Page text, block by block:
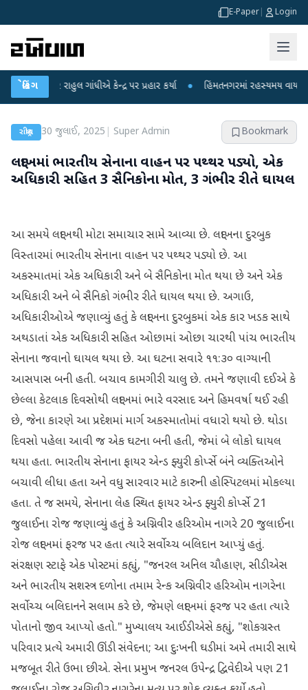
E-Paper Login
બ્રેકિંગ
પર રાહુલ ગાંધીએ કેન્દ્ર પર પ્રહાર કર્યા ● હિંમતનગરમાં રહસ્યમય વાયરસ કે
રાષ્ટ્રીય 30 જુલાઈ, 2025 Super Admin Bookmark
લદ્દાખમાં ભારતીય સેનાના વાહન પર પથ્થર પડ્યો, એક
અધિકારી સહિત 3 સૈનિકોના મોત, 3 ગંભીર રીતે ઘાયલ
આ સમયે લદ્દાખથી મોટા સમાચાર સામે આવ્યા છે. લદ્દાખના દુરબુક
વિસ્તારમાં ભારતીય સેનાના વાહન પર પથ્થર પડ્યો છે. આ
અકસ્માતમાં એક અધિકારી અને બે સૈનિકોના મોત થયા છે અને એક
અધિકારી અને બે સૈનિકો ગંભીર રીતે ઘાયલ થયા છે. અગાઉ,
અધિકારીઓએ જણાવ્યું હતું કે લદ્દાખના દુરબુકમાં એક કાર ખડક સાથે
અથડાતાં એક અધિકારી સહિત ઓછામાં ઓછા ચારથી પાંચ ભારતીય
સેનાના જવાનો ઘાયલ થયા છે. આ ઘટના સવારે ૧૧:૩૦ વાગ્યાની
આસપાસ બની હતી. બચાવ કામગીરી ચાલુ છે. તમને જણાવી દઈએ કે
છેલ્લા કેટલાક દિવસોથી લદ્દાખમાં ભારે વરસાદ અને હિમવર્ષા થઈ રહી
છે, જેના કારણે આ પ્રદેશમાં માર્ગ અકસ્માતોમાં વધારો થયો છે. થોડા
દિવસો પહેલા આવી જ એક ઘટના બની હતી, જેમાં બે લોકો ઘાયલ
થયા હતા. ભારતીય સેનાના ફાયર એન્ડ ફ્યુરી કોર્પ્સે બંને વ્યક્તિઓને
બચાવી લીધા હતા અને વધુ સારવાર માટે કારુની હોસ્પિટલમાં મોકલ્યા
હતા. તે જ સમયે, સેનાના લેહ સ્થિત ફાયર એન્ડ ફ્યુરી કોર્પ્સે 21
જુલાઈના રોજ જણાવ્યું હતું કે અગ્નિવીર હરિઓમ નાગરે 20 જુલાઈના
રોજ લદ્દાખમાં ફરજ પર હતા ત્યારે સર્વોચ્ચ બલિદાન આપ્યું હતું.
સંરક્ષણ સ્ટાફે એક પોસ્ટમાં કહ્યું, "જનરલ અનિલ ચૌહાણ, સીડીએસ
અને ભારતીય સશસ્ત્ર દળોના તમામ રેન્ક અગ્નિવીર હરિઓમ નાગરેના
સર્વોચ્ચ બલિદાનને સલામ કરે છે, જેમણે લદ્દાખમાં ફરજ પર હતા ત્યારે
પોતાનો જીવ આપ્યો હતો." મુખ્યાલય આઈડીએસે કહ્યું, "શોકગ્રસ્ત
પરિવાર પ્રત્યે અમારી ઊંડી સંવેદના; આ દુઃખની ઘડીમાં અમે તમારી સાથે
મજબૂત રીતે ઉભા છીએ. સેના પ્રમુખ જનરલ ઉપેન્દ્ર દ્વિવેદીએ પણ 21